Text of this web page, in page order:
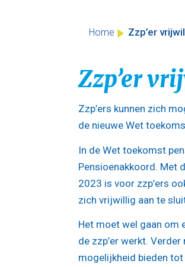
Home Zzp’er
Zzp’er
Zzp’ers kunnen zich
de nieuwe Wet
In de Wet toekomst
Pensioenakkoord. Met
2023 is voor zzp’ers
zich vrijwillig aan te
Het moet wel gaan om
de zzp’er werkt.
mogelijkheid bieden